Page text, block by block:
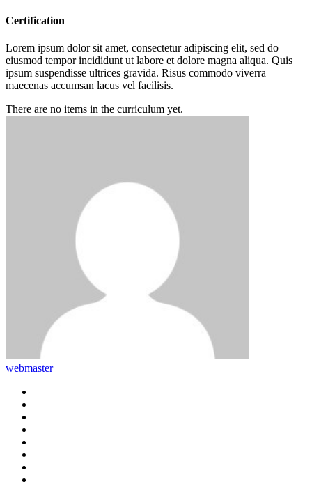
Certification
Lorem ipsum dolor sit amet, consectetur adipiscing elit, sed do
eiusmod tempor incididunt ut labore et dolore magna aliqua. Quis
ipsum suspendisse ultrices gravida. Risus commodo viverra
maecenas accumsan lacus vel facilisis.
There are no items in the curriculum yet.
webmaster